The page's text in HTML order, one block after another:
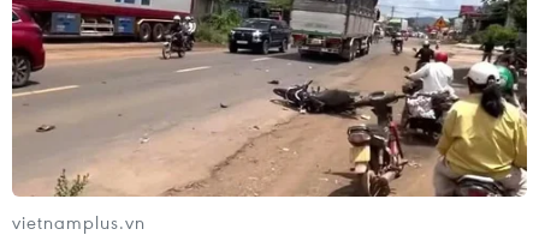
vietnamplus.vn